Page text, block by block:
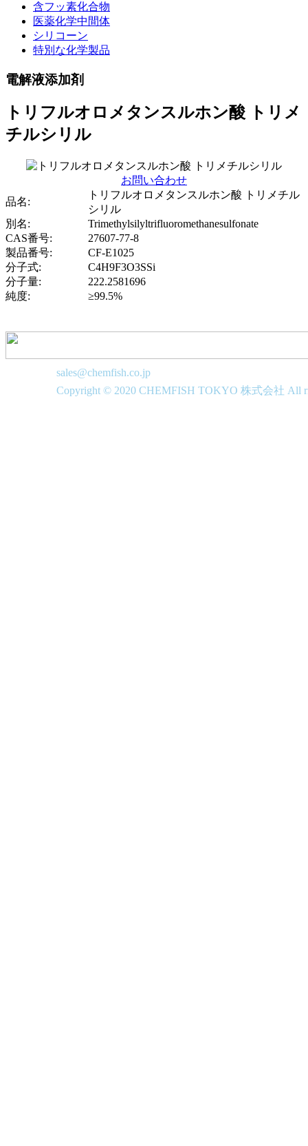
含フッ素化合物
医薬化学中間体
シリコーン
特別な化学製品
電解液添加剤
トリフルオロメタンスルホン酸 トリメ
チルシリル
お問い合わせ
品名:
トリフルオロメタンスルホン酸 トリメチル
シリル
別名:
Trimethylsilyltrifluoromethanesulfonate
CAS番号:
27607-77-8
製品番号:
CF-E1025
分子式:
C4H9F3O3SSi
分子量:
222.2581696
純度:
≥99.5%
sales@chemfish.co.jp
Copyright © 2020 CHEMFISH TOKYO 株式会社 All